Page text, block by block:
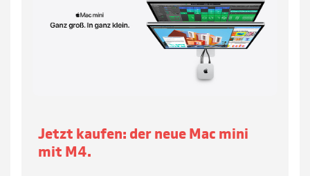
Jetzt kaufen: der neue Mac mini
mit M4.